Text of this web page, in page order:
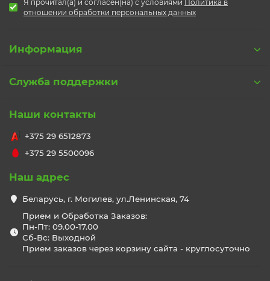
Я прочитал(а) и согласен(на) с условиями Политика в
отношении обработки персональных данных
Информация
Служба поддержки
Наши контакты
+375 29 6512873
+375 29 5500096
Наш адрес
Беларусь, г. Могилев, ул.Ленинская, 74
Прием и Обработка Заказов:
Пн-Пт: 09.00-17.00
Сб-Вс: Выходной
Прием заказов через корзину сайта - круглосуточно